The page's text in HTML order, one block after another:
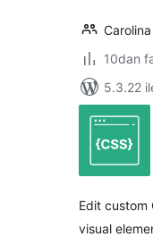
10dan
5.3.22
Edit custom
visual